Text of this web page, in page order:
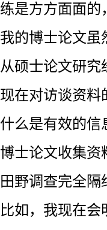
练是方方面面的
我的博士论文虽
从硕士论文研
现在对访谈资料
什么是有效的信
博士论文收集资
田野调查完全
比如，我现在